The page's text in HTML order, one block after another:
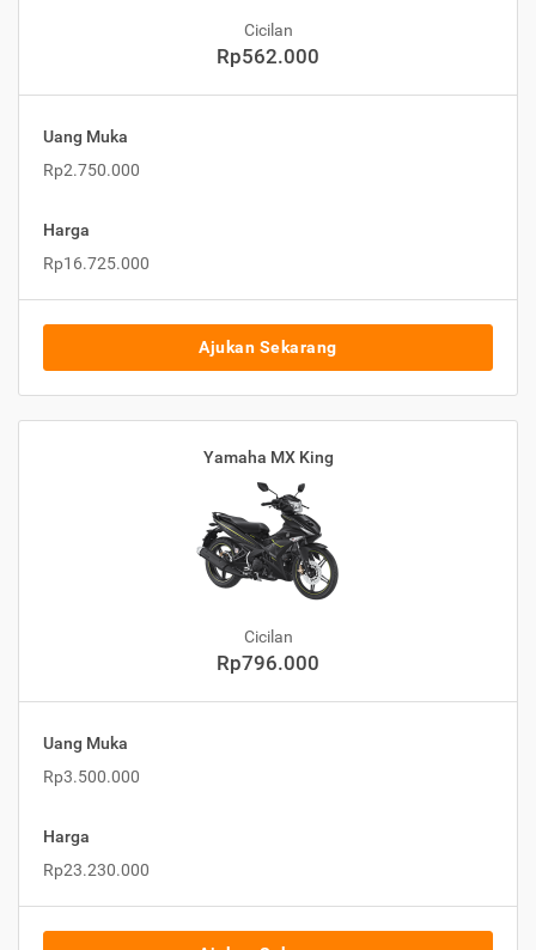
Cicilan
Rp562.000
Uang Muka
Rp2.750.000
Harga
Rp16.725.000
Ajukan Sekarang
Yamaha MX King
Cicilan
Rp796.000
Uang Muka
Rp3.500.000
Harga
Rp23.230.000